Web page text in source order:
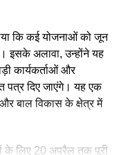
कि कई योजनाओं को जून
इसके अलावा, उन्होंने यह
कार्यकर्ताओं और
पत्र दिए जाएंगे। यह एक
बाल विकास के क्षेत्र में
के लिए 20 अप्रैल तक पूरी